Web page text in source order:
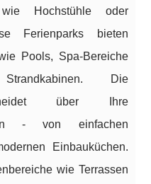
wie Hochstühle oder
Ferienparks bieten
Pools, Spa-Bereiche
Die
über Ihre
- von einfachen
Einbauküchen.
wie Terrassen